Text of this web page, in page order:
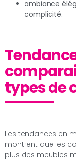
ambiance
complicité.
types de
Les tendances en
montrent que les
plus des meubles